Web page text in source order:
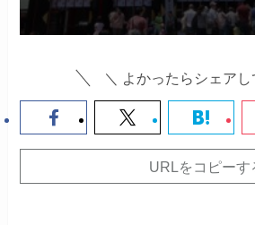
＼ よかったらシェアし
URLをコピーす